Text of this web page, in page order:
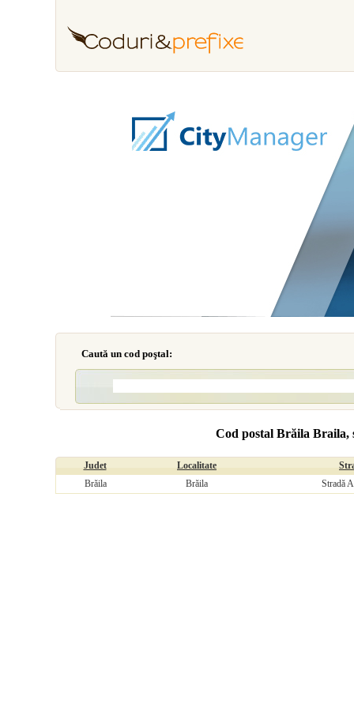
Caută un cod poştal:
Cod postal Brăila Braila,
Judet Localitate
Brăila
Brăila Stradă